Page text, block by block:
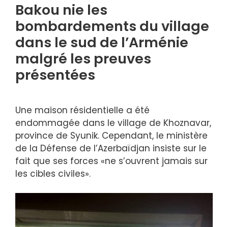
Bakou nie les
bombardements du village
dans le sud de l’Arménie
malgré les preuves
présentées
Une maison résidentielle a été
endommagée dans le village de Khoznavar,
province de Syunik. Cependant, le ministère
de la Défense de l’Azerbaïdjan insiste sur le
fait que ses forces «ne s’ouvrent jamais sur
les cibles civiles».